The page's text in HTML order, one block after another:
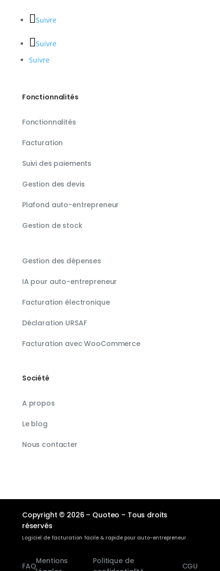
Suivre
Suivre
Suivre
Fonctionnalités
Fonctionnalités
Facturation
Suivi des paiements
Gestion des devis
Plafond auto-entrepreneur
Gestion de stock
Gestion des dépenses
IA pour auto-entrepreneur
Facturation électronique
Déclaration URSAF
Facturation avec WooCommerce
Société
A propos
Le blog
Nous contacter
Copyright © 2026 – Quoteo – Tous droits
réservés
Logiciel de facturation facile & rapide pour auto-entrepreneur
FAQ
Mentions
Politique de
CGU